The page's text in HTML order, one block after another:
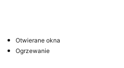
Otwierane okna
Ogrzewanie